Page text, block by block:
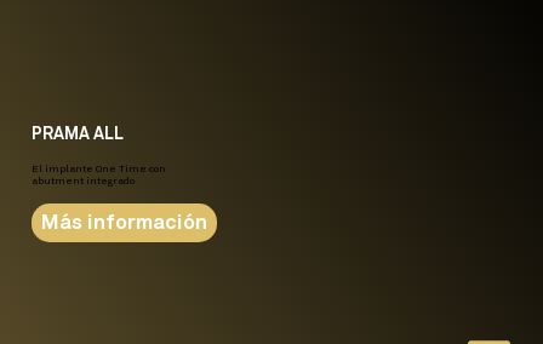
PRAMA ALL
El implante One Time con
abutment integrado
Más información